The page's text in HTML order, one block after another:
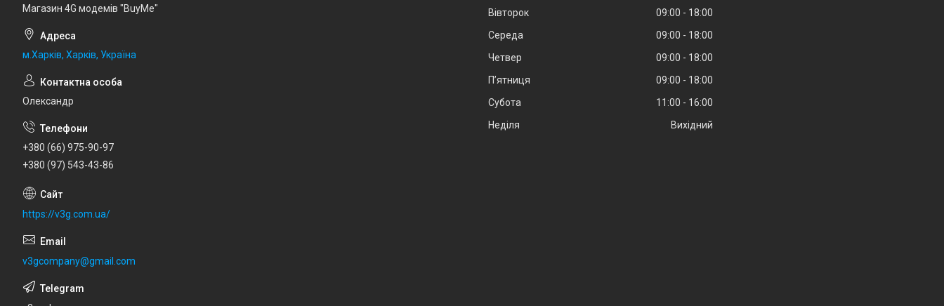
Магазин 4G модемів "BuyMe"
м.Харків, Харків, Україна
Олександр
+380 (66) 975-90-97
+380 (97) 543-43-86
https://v3g.com.ua/
v3gcompany@gmail.com
Вівторок
09:00
18:00
Середа
09:00
18:00
Четвер
09:00
18:00
Пʼятниця
09:00
18:00
Субота
11:00
16:00
Неділя
Вихідний